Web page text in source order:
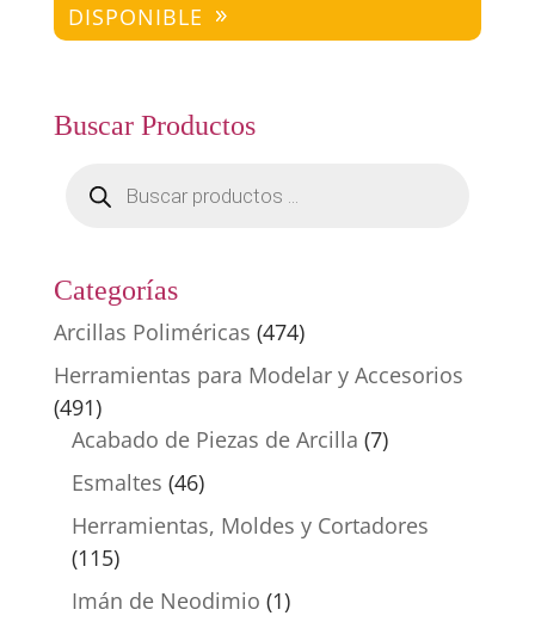
DISPONIBLE
Buscar Productos
productos
Categorías
Arcillas Poliméricas (474)
Herramientas para Modelar y Accesorios
(491)
Acabado de Piezas de Arcilla (7)
Esmaltes (46)
Herramientas, Moldes y Cortadores
(115)
Imán de Neodimio (1)